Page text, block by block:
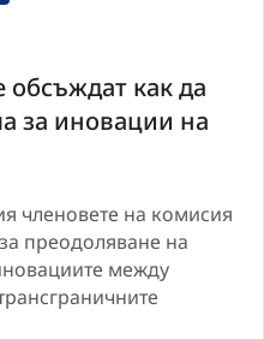
как да
за иновации на
членовете на комисия
преодоляване на
между